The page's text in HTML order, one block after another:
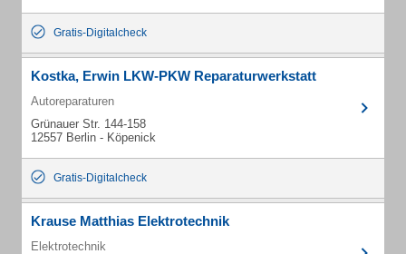
Gratis-Digitalcheck
Kostka, Erwin LKW-PKW Reparaturwerkstatt
Autoreparaturen
Grünauer Str. 144-158
12557 Berlin - Köpenick
Gratis-Digitalcheck
Krause Matthias Elektrotechnik
Elektrotechnik